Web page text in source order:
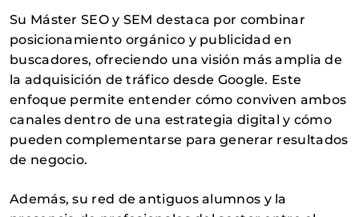
Su Máster SEO y SEM destaca por combinar
posicionamiento orgánico y publicidad en
buscadores, ofreciendo una visión más amplia de
la adquisición de tráfico desde Google. Este
enfoque permite entender cómo conviven ambos
canales dentro de una estrategia digital y cómo
pueden complementarse para generar resultados
de negocio.
Además, su red de antiguos alumnos y la